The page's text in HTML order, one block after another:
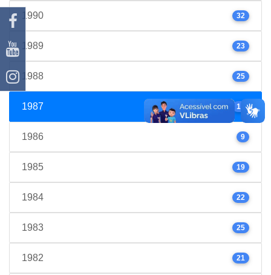
1990 32
1989 23
1988 25
1987 17
1986 9
1985 19
1984 22
1983 25
1982 21